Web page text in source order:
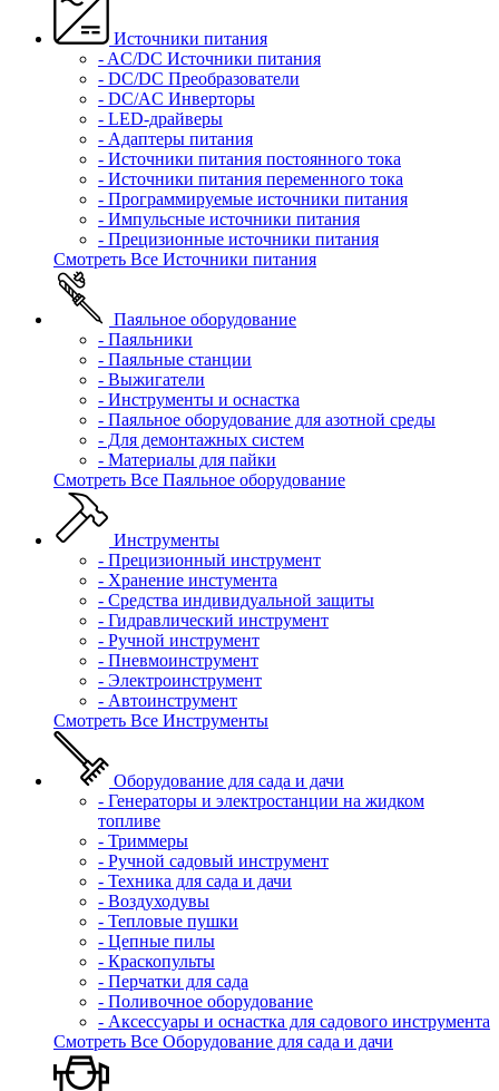
Источники питания
- AC/DC Источники питания
- DC/DC Преобразователи
- DC/AC Инверторы
- LED-драйверы
- Адаптеры питания
- Источники питания постоянного тока
- Источники питания переменного тока
- Программируемые источники питания
- Импульсные источники питания
- Прецизионные источники питания
Смотреть Все Источники питания
Паяльное оборудование
- Паяльники
- Паяльные станции
- Выжигатели
- Инструменты и оснастка
- Паяльное оборудование для азотной среды
- Для демонтажных систем
- Материалы для пайки
Смотреть Все Паяльное оборудование
Инструменты
- Прецизионный инструмент
- Хранение инстумента
- Средства индивидуальной защиты
- Гидравлический инструмент
- Ручной инструмент
- Пневмоинструмент
- Электроинструмент
- Автоинструмент
Смотреть Все Инструменты
Оборудование для сада и дачи
- Генераторы и электростанции на жидком
топливе
- Триммеры
- Ручной садовый инструмент
- Техника для сада и дачи
- Воздуходувы
- Тепловые пушки
- Цепные пилы
- Краскопульты
- Перчатки для сада
- Поливочное оборудование
- Аксессуары и оснастка для садового инструмента
Смотреть Все Оборудование для сада и дачи